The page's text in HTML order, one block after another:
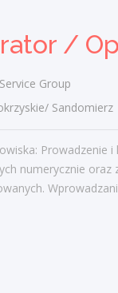
Group
Sandomierz
Prowadzenie
numerycznie oraz